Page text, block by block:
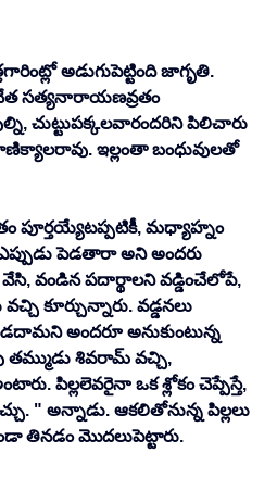
అడుగుపెట్టింది జాగృతి.
సత్యనారాయణవ్రతం
చుట్టుపక్కలవారందరిని పిలిచారు
ఇల్లంతా బంధువులతో
పూర్తయ్యేటప్పటికీ, మధ్యాహ్నం
పెడతారా అని అందరు
వేసి, వండిన పదార్థాలని వడ్డించేలోపే,
కూర్చున్నారు. వడ్డనలు
అందరూ అనుకుంటున్న
శివరామ్ వచ్చి,
పిల్లలెవరైనా ఒక శ్లోకం చెప్పేస్తే,
" అన్నాడు. ఆకలితోనున్న పిల్లలు
తినడం మొదలుపెట్టారు.